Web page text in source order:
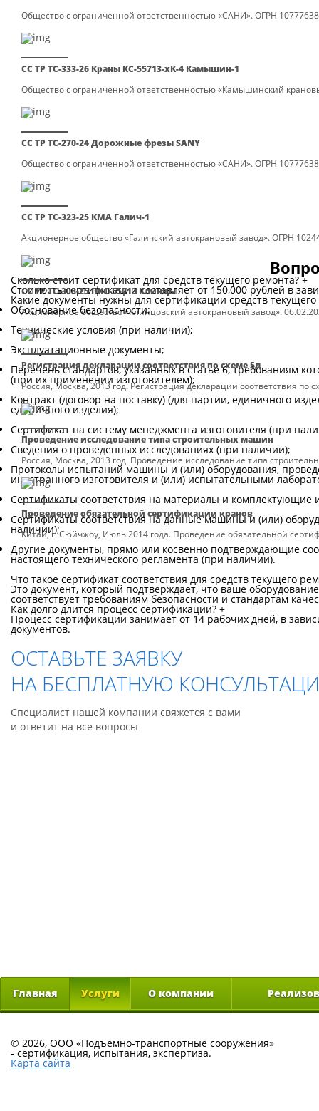
Общество с ограниченной ответственностью «САНИ». ОГРН
СС ТР ТС-333-26 Краны КС-55713-хК-4 Камышин-1
Общество с ограниченной ответственностью «Камышинский
СС ТР ТС-270-24 Дорожные фрезы SANY
Общество с ограниченной ответственностью «САНИ». ОГРН
СС ТР ТС-323-25 КМА Галич-1
Акционерное общество «Галичский автокрановый завод». ОГРН
СС ТР ТС-308-25 ПКС-55713 Клинцы
Акционерное общество «Клинцовский автокрановый завод».
Регистрация декларации соответствия по схеме 5д
Россия, Москва, 2013 год. Регистрация декларации соответствия по
Проведение исследование типа строительных машин
Россия, Москва, 2013 год. Проведение исследование типа
Проведение обязательной сертификации кранов
Китай, г. Сюйчжоу, Июль 2014 года. Проведение обязательной
Сколько стоит сертификат для средств текущего ремонта? +
Стоимость сертификации составляет от 150,000 рублей в
Какие документы нужны для сертификации средств текущего
Обоснование безопасности;
Технические условия (при наличии);
Эксплуатационные документы;
Перечень стандартов, указанных в статье 6, требованиям
(при их применении изготовителем);
Контракт (договор на поставку) (для партии, единичного
единичного изделия);
Сертификат на систему менеджмента изготовителя (при
Сведения о проведенных исследованиях (при наличии);
Протоколы испытаний машины и (или) оборудования,
иностранного изготовителя и (или) испытательными
Сертификаты соответствия на материалы и
Сертификаты соответствия на данные машины и (или)
наличии);
Другие документы, прямо или косвенно подтверждающие
настоящего технического регламента (при наличии).
Что такое сертификат соответствия для средств текущего
Это документ, который подтверждает, что ваше
соответствует требованиям безопасности и стандартам
Как долго длится процесс сертификации? +
Процесс сертификации занимает от 14 рабочих дней, в
документов.
ОСТАВЬТЕ ЗАЯВКУ
НА БЕСПЛАТНУЮ
Специалист нашей компании свяжется с вами
и ответит на все вопросы
Главная Услуги О компании
© 2026, ООО «Подъемно-транспортные сооружения»
- сертификация, испытания, экспертиза.
Карта сайта